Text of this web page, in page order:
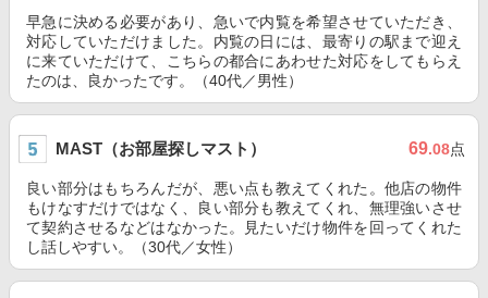
早急に決める必要があり、急いで内覧を希望させていただき、
対応していただけました。内覧の日には、最寄りの駅まで迎え
に来ていただけて、こちらの都合にあわせた対応をしてもらえ
たのは、良かったです。（40代／男性）
MAST（お部屋探しマスト） 69.08点
良い部分はもちろんだが、悪い点も教えてくれた。他店の物件
もけなすだけではなく、良い部分も教えてくれ、無理強いさせ
て契約させるなどはなかった。見たいだけ物件を回ってくれた
し話しやすい。（30代／女性）